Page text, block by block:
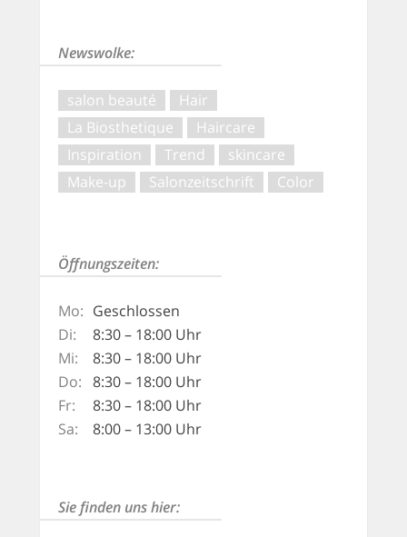
Newswolke:
salon beauté
Hair
La Biosthetique
Haircare
Inspiration
Trend
skincare
Make-up
Salonzeitschrift Color
Öffnungszeiten:
Mo: Geschlossen
Di:
8:30 – 18:00 Uhr
Mi:
8:30 – 18:00 Uhr
Do:
8:30 – 18:00 Uhr
Fr:
8:30 – 18:00 Uhr
Sa:
8:00 – 13:00 Uhr
Sie finden uns hier: